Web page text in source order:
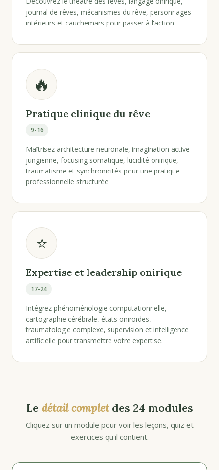
journal de rêves, mécanismes du rêve, personnages
intérieurs et cauchemars pour passer à l'action.
🔥
Pratique clinique du rêve
9-16
Maîtrisez architecture neuronale, imagination active
jungienne, focusing somatique, lucidité onirique,
traumatisme et synchronicités pour une pratique
professionnelle structurée.
⭐
Expertise et leadership onirique
17-24
Intégrez phénoménologie computationnelle,
cartographie cérébrale, états oniroïdes,
traumatologie complexe, supervision et intelligence
artificielle pour transmettre votre expertise.
Le détail completdes 24 modules
Cliquez sur un module pour voir les leçons, quiz et
exercices qu'il contient.